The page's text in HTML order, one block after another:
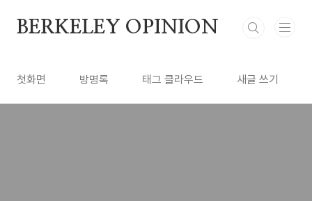
BERKELEY OPINION
첫화면 방명록 태그 클라우드 새글 쓰기